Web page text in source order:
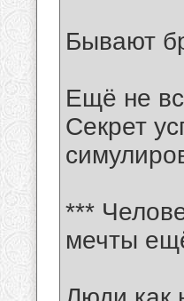
Бывают
Ещё не
Секрет
***
мечты